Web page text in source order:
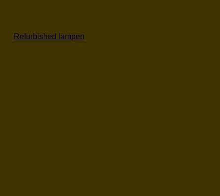
Refurbished lampen